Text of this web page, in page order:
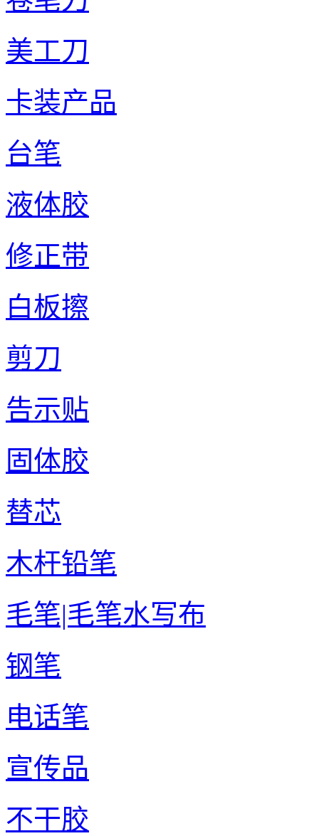
美工刀
卡装产品
台笔
液体胶
修正带
白板擦
剪刀
告示贴
固体胶
替芯
木杆铅笔
毛笔|毛笔水写布
钢笔
电话笔
宣传品
不干胶